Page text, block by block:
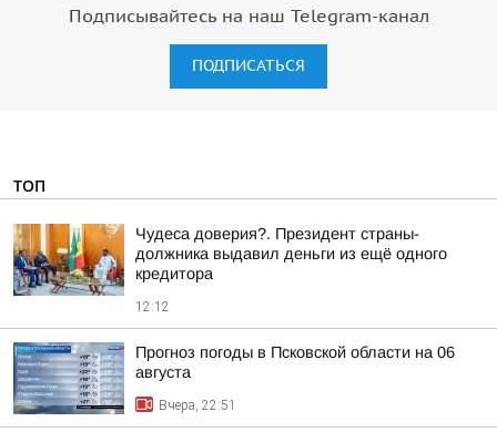
Подписывайтесь на наш Telegram-канал
ПОДПИСАТЬСЯ
ТОП
Чудеса доверия?. Президент страны-
должника выдавил деньги из ещё одного
кредитора
12:12
Прогноз погоды в Псковской области на 06
августа
Вчера, 22:51